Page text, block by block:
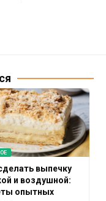
выпечку
и воздушной:
опытных